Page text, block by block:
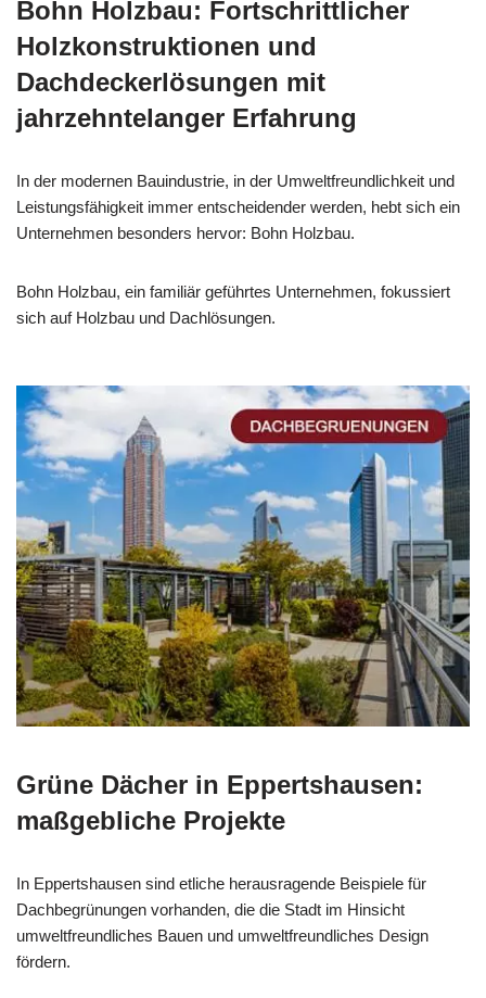
Bohn Holzbau: Fortschrittlicher
Holzkonstruktionen und
Dachdeckerlösungen mit
jahrzehntelanger Erfahrung
In der modernen Bauindustrie, in der Umweltfreundlichkeit und
Leistungsfähigkeit immer entscheidender werden, hebt sich ein
Unternehmen besonders hervor: Bohn Holzbau.
Bohn Holzbau, ein familiär geführtes Unternehmen, fokussiert
sich auf Holzbau und Dachlösungen.
Grüne Dächer in Eppertshausen:
maßgebliche Projekte
In Eppertshausen sind etliche herausragende Beispiele für
Dachbegrünungen vorhanden, die die Stadt im Hinsicht
umweltfreundliches Bauen und umweltfreundliches Design
fördern.